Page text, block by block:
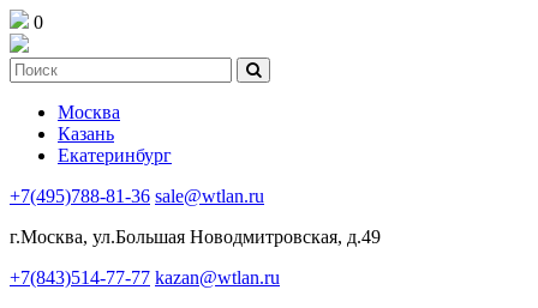
0
Москва
Казань
Екатеринбург
+7(495)788-81-36 sale@wtlan.ru
г.Москва, ул.Большая Новодмитровская, д.49
+7(843)514-77-77 kazan@wtlan.ru